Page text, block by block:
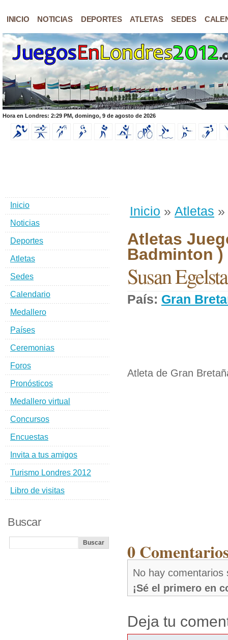
INICIO NOTICIAS DEPORTES ATLETAS SEDES
Hora en Londres: 2:29 PM, domingo, 9 de agosto de 2026
Inicio » Atletas »
Atletas
Badminton )
Susan
País: Gran
Atleta de Gran
0
No hay comentarios
¡Sé el primero en
Deja tu
Inicio
Noticias
Deportes
Atletas
Sedes
Calendario
Medallero
Países
Ceremonias
Foros
Pronósticos
Medallero virtual
Concursos
Encuestas
Invita a tus amigos
Turismo Londres 2012
Libro de visitas
Buscar